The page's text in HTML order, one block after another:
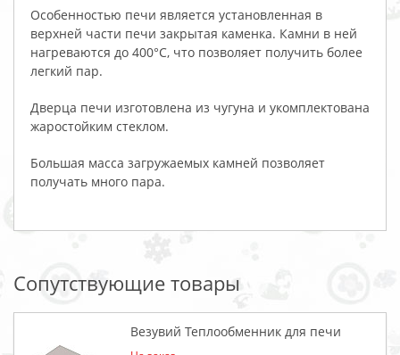
Особенностью печи является установленная в
верхней части печи закрытая каменка. Камни в ней
нагреваются до 400°С, что позволяет получить более
легкий пар.
Дверца печи изготовлена из чугуна и укомплектована
жаростойким стеклом.
Большая масса загружаемых камней позволяет
получать много пара.
Сопутствующие товары
Везувий Теплообменник для печи